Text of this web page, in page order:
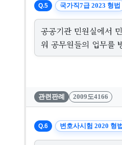
Q.5 국가직7급 2023 형법
공공기관 민원실에서
워 공무원들의 업무를
관련판례 2009도4166
Q.6 변호사시험 2020 형